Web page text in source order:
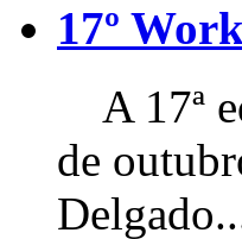
17º
A 17ª
de